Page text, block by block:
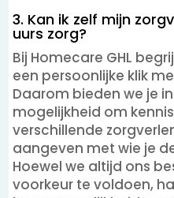
3. Kan ik zelf mijn
uurs zorg?
Bij Homecare GHL
een persoonlijke klik
Daarom bieden we je
mogelijkheid om
verschillende
aangeven met wie je
Hoewel we altijd ons
voorkeur te voldoen,